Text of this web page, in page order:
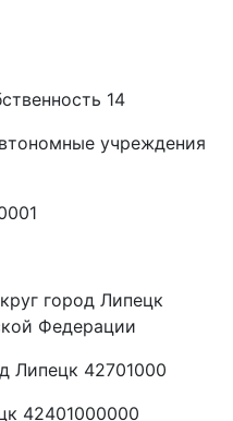
14
учреждения
город Липецк
Федерации
Липецк 42701000
42401000000